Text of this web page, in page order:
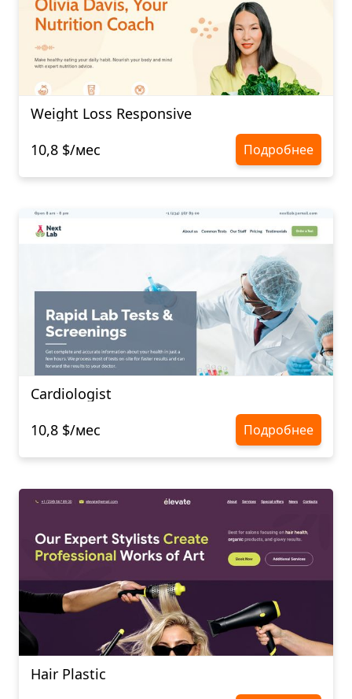
Weight Loss Responsive
10,8 $/мес
Подробнее
Cardiologist
10,8 $/мес
Подробнее
Hair Plastic